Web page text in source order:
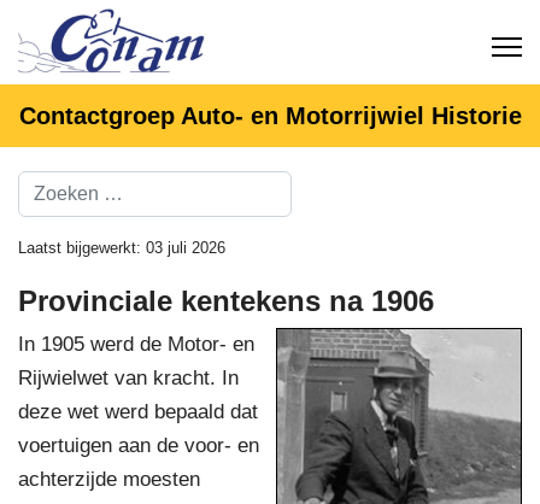
Contactgroep Auto- en Motorrijwiel Historie
Laatst bijgewerkt: 03 juli 2026
Provinciale kentekens na 1906
In 1905 werd de Motor- en
Rijwielwet van kracht. In
deze wet werd bepaald dat
voertuigen aan de voor- en
achterzijde moesten